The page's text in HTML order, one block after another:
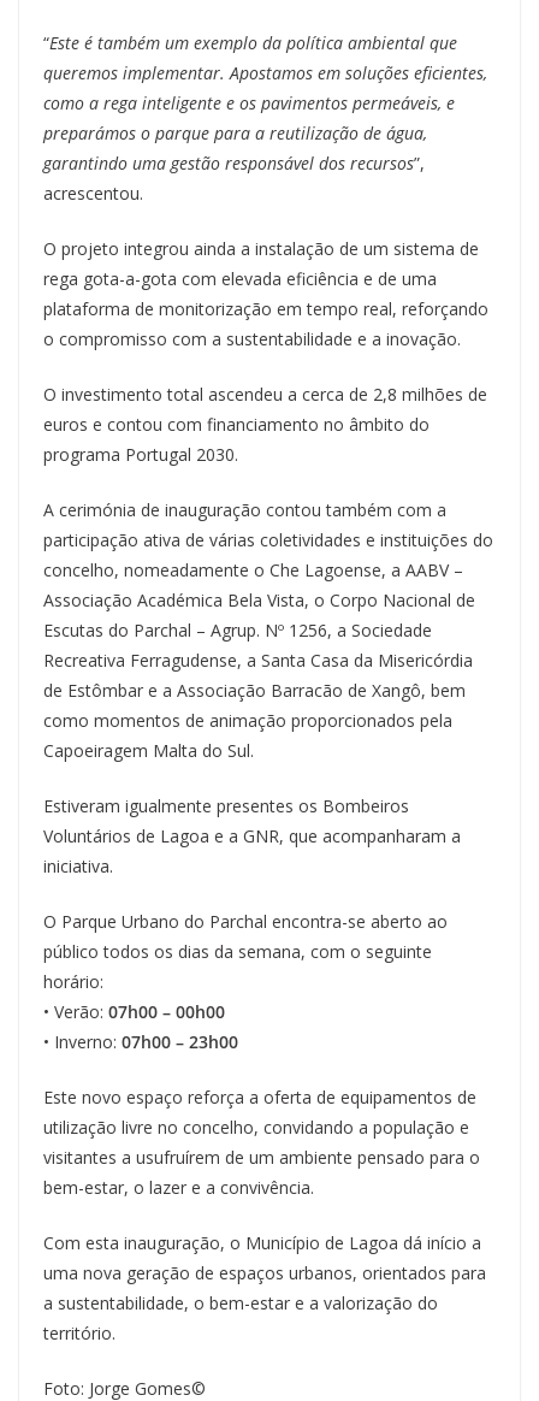
“Este é também um exemplo da política ambiental que
queremos implementar. Apostamos em soluções eficientes,
como a rega inteligente e os pavimentos permeáveis, e
preparámos o parque para a reutilização de água,
garantindo uma gestão responsável dos recursos”,
acrescentou.
O projeto integrou ainda a instalação de um sistema de
rega gota-a-gota com elevada eficiência e de uma
plataforma de monitorização em tempo real, reforçando
o compromisso com a sustentabilidade e a inovação.
O investimento total ascendeu a cerca de 2,8 milhões de
euros e contou com financiamento no âmbito do
programa Portugal 2030.
A cerimónia de inauguração contou também com a
participação ativa de várias coletividades e instituições do
concelho, nomeadamente o Che Lagoense, a AABV –
Associação Académica Bela Vista, o Corpo Nacional de
Escutas do Parchal – Agrup. Nº 1256, a Sociedade
Recreativa Ferragudense, a Santa Casa da Misericórdia
de Estômbar e a Associação Barracão de Xangô, bem
como momentos de animação proporcionados pela
Capoeiragem Malta do Sul.
Estiveram igualmente presentes os Bombeiros
Voluntários de Lagoa e a GNR, que acompanharam a
iniciativa.
O Parque Urbano do Parchal encontra-se aberto ao
público todos os dias da semana, com o seguinte
horário:
• Verão: 07h00 – 00h00
• Inverno: 07h00 – 23h00
Este novo espaço reforça a oferta de equipamentos de
utilização livre no concelho, convidando a população e
visitantes a usufruírem de um ambiente pensado para o
bem-estar, o lazer e a convivência.
Com esta inauguração, o Município de Lagoa dá início a
uma nova geração de espaços urbanos, orientados para
a sustentabilidade, o bem-estar e a valorização do
território.
Foto: Jorge Gomes©